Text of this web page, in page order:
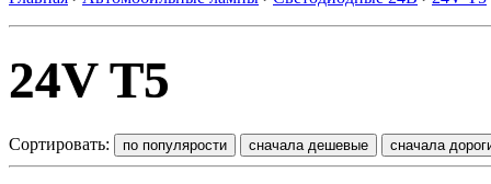
24V T5
Сортировать: